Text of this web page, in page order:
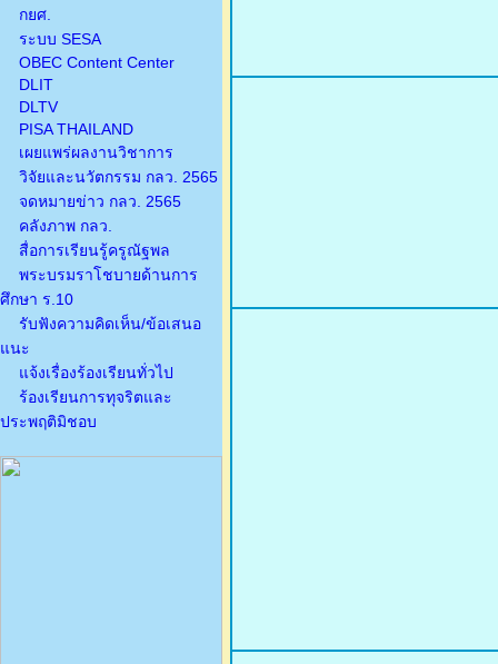
กยศ.
ระบบ SESA
OBEC Content Center
DLIT
DLTV
PISA THAILAND
เผยแพร่ผลงานวิชาการ
วิจัยและนวัตกรรม กลว. 2565
จดหมายข่าว กลว. 2565
คลังภาพ กลว.
สื่อการเรียนรู้ครูณัฐพล
พระบรมราโชบายด้านการ
ศึกษา ร.10
รับฟังความคิดเห็น/ข้อเสนอ
แนะ
แจ้งเรื่องร้องเรียนทั่วไป
ร้องเรียนการทุจริตและ
ประพฤติมิชอบ